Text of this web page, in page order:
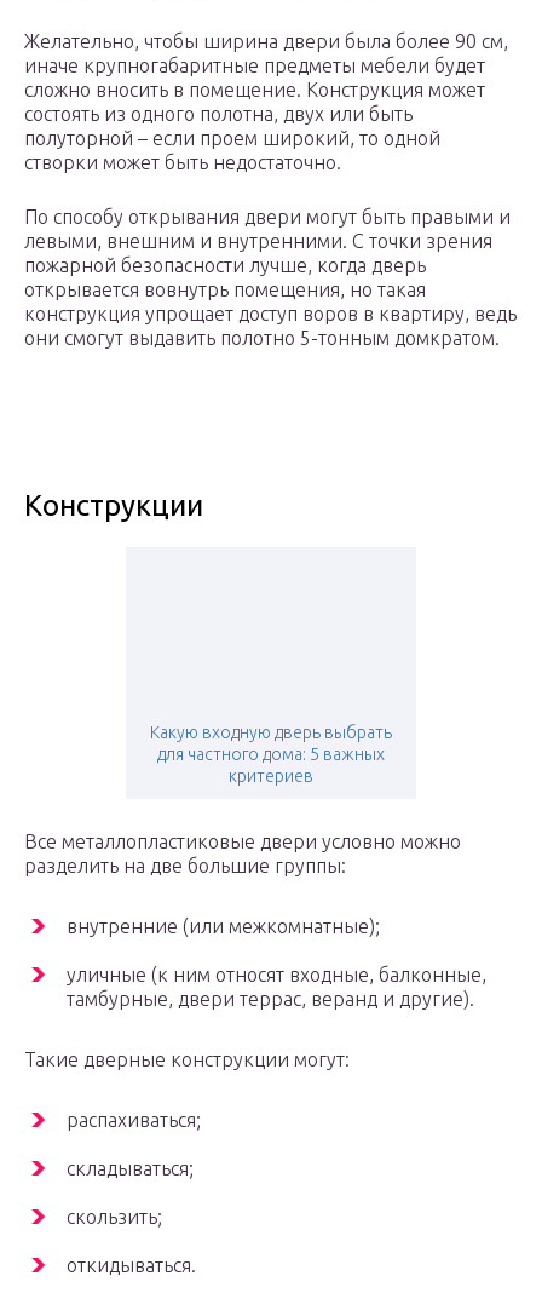
Желательно, чтобы ширина двери была более 90 см,
иначе крупногабаритные предметы мебели будет
сложно вносить в помещение. Конструкция может
состоять из одного полотна, двух или быть
полуторной – если проем широкий, то одной
створки может быть недостаточно.
По способу открывания двери могут быть правыми и
левыми, внешним и внутренними. С точки зрения
пожарной безопасности лучше, когда дверь
открывается вовнутрь помещения, но такая
конструкция упрощает доступ воров в квартиру, ведь
они смогут выдавить полотно 5-тонным домкратом.
Конструкции
Какую входную дверь выбрать
для частного дома: 5 важных
критериев
Все металлопластиковые двери условно можно
разделить на две большие группы:
внутренние (или межкомнатные);
уличные (к ним относят входные, балконные,
тамбурные, двери террас, веранд и другие).
Такие дверные конструкции могут:
распахиваться;
складываться;
скользить;
откидываться.